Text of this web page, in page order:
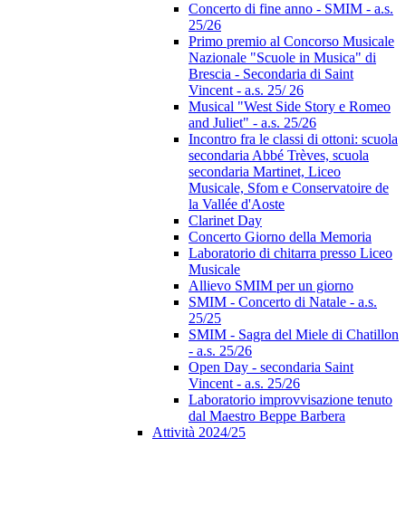
Concerto di fine anno - SMIM - a.s.
25/26
Primo premio al Concorso Musicale
Nazionale "Scuole in Musica" di
Brescia - Secondaria di Saint
Vincent - a.s. 25/ 26
Musical "West Side Story e Romeo
and Juliet" - a.s. 25/26
Incontro fra le classi di ottoni: scuola
secondaria Abbé Trèves, scuola
secondaria Martinet, Liceo
Musicale, Sfom e Conservatoire de
la Vallée d'Aoste
Clarinet Day
Concerto Giorno della Memoria
Laboratorio di chitarra presso Liceo
Musicale
Allievo SMIM per un giorno
SMIM - Concerto di Natale - a.s.
25/25
SMIM - Sagra del Miele di Chatillon
- a.s. 25/26
Open Day - secondaria Saint
Vincent - a.s. 25/26
Laboratorio improvvisazione tenuto
dal Maestro Beppe Barbera
Attività 2024/25